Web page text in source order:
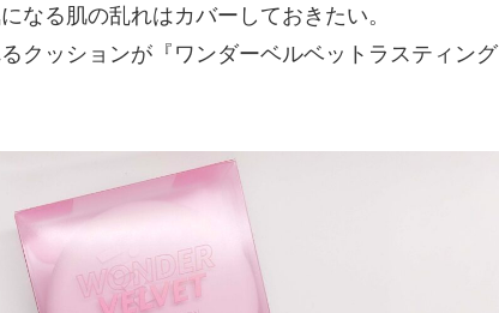
なる肌の乱れはカバーしておきたい。
クッションが『ワンダーベルベットラスティン